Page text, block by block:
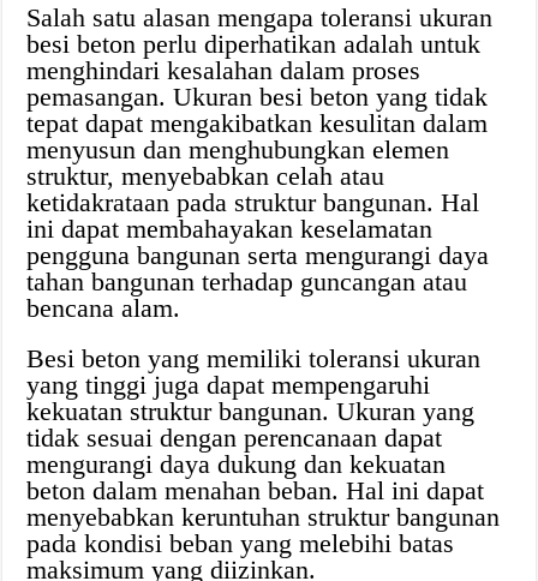
Salah satu alasan mengapa toleransi ukuran
besi beton perlu diperhatikan adalah untuk
menghindari kesalahan dalam proses
pemasangan. Ukuran besi beton yang tidak
tepat dapat mengakibatkan kesulitan dalam
menyusun dan menghubungkan elemen
struktur, menyebabkan celah atau
ketidakrataan pada struktur bangunan. Hal
ini dapat membahayakan keselamatan
pengguna bangunan serta mengurangi daya
tahan bangunan terhadap guncangan atau
bencana alam.
Besi beton yang memiliki toleransi ukuran
yang tinggi juga dapat mempengaruhi
kekuatan struktur bangunan. Ukuran yang
tidak sesuai dengan perencanaan dapat
mengurangi daya dukung dan kekuatan
beton dalam menahan beban. Hal ini dapat
menyebabkan keruntuhan struktur bangunan
pada kondisi beban yang melebihi batas
maksimum yang diizinkan.